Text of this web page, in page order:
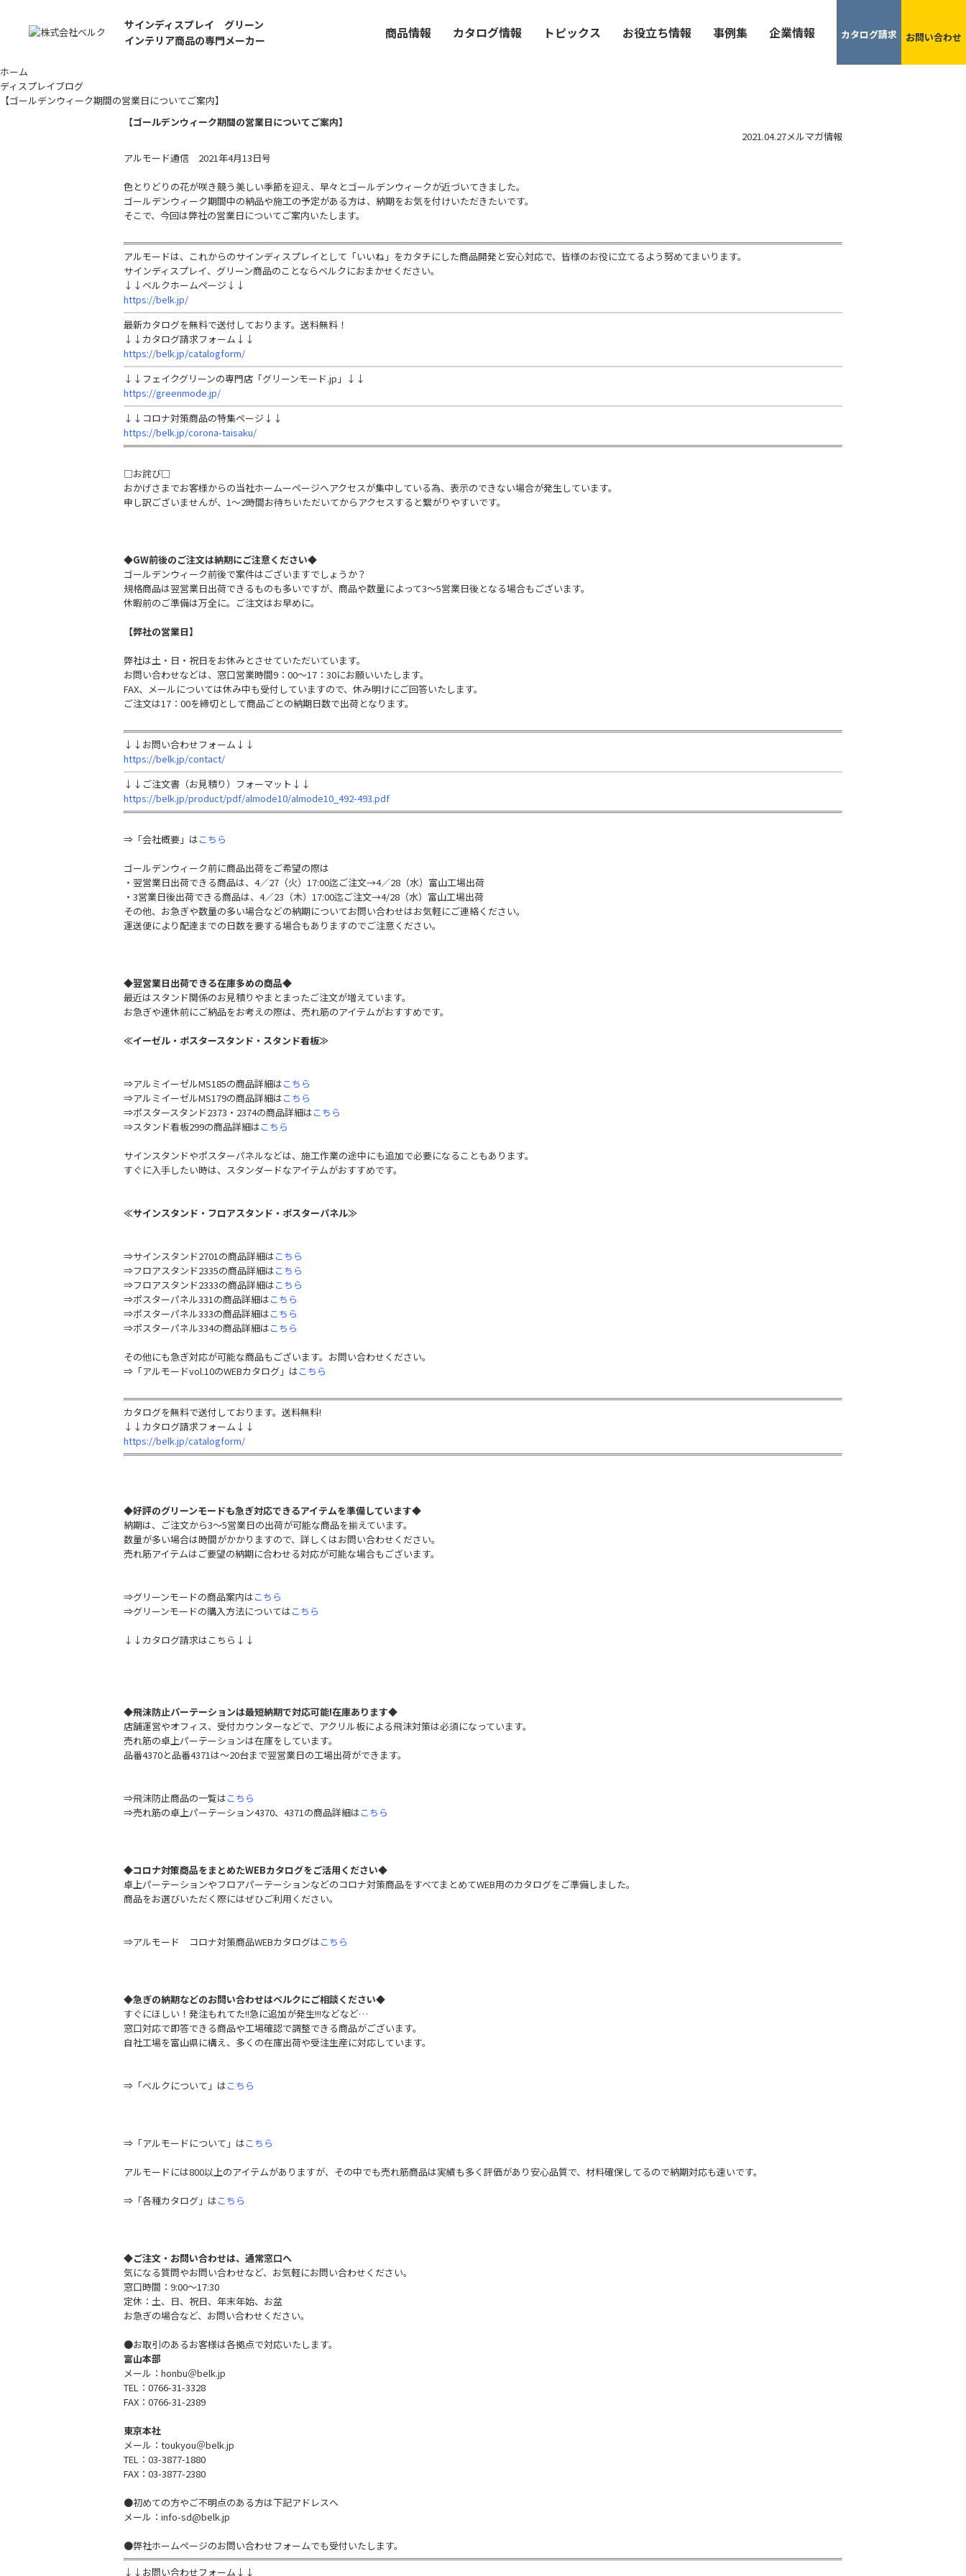
サインディスプレイ グリーン
インテリア商品の専門メーカー
商品情報 カタログ情報 トピックス お役立ち情報 事例集 企業情報 カタログ請求 お問い合わせ
ホーム
ディスプレイブログ
【ゴールデンウィーク期間の営業日についてご案内】
【ゴールデンウィーク期間の営業日についてご案内】
2021.04.27メルマガ情報
アルモード通信 2021年4月13日号
色とりどりの花が咲き競う美しい季節を迎え、早々とゴールデンウィークが近づいてきました。
ゴールデンウィーク期間中の納品や施工の予定がある方は、納期をお気を付けいただきたいです。
そこで、今回は弊社の営業日についてご案内いたします。
アルモードは、これからのサインディスプレイとして「いいね」をカタチにした商品開発と安心対応で、皆様のお役に立てるよう努めてまいります。
サインディスプレイ、グリーン商品のことならベルクにおまかせください。
↓↓ベルクホームページ↓↓
https://belk.jp/
最新カタログを無料で送付しております。送料無料！
↓↓カタログ請求フォーム↓↓
https://belk.jp/catalogform/
↓↓フェイクグリーンの専門店「グリーンモード.jp」↓↓
https://greenmode.jp/
↓↓コロナ対策商品の特集ページ↓↓
https://belk.jp/corona-taisaku/
□お詫び□
おかげさまでお客様からの当社ホームーページへアクセスが集中している為、表示のできない場合が発生しています。
申し訳ございませんが、1～2時間お待ちいただいてからアクセスすると繋がりやすいです。
◆GW前後のご注文は納期にご注意ください◆
ゴールデンウィーク前後で案件はございますでしょうか？
規格商品は翌営業日出荷できるものも多いですが、商品や数量によって3～5営業日後となる場合もございます。
休暇前のご準備は万全に。ご注文はお早めに。
【弊社の営業日】
弊社は土・日・祝日をお休みとさせていただいています。
お問い合わせなどは、窓口営業時間9：00～17：30にお願いいたします。
FAX、メールについては休み中も受付していますので、休み明けにご回答いたします。
ご注文は17：00を締切として商品ごとの納期日数で出荷となります。
↓↓お問い合わせフォーム↓↓
https://belk.jp/contact/
↓↓ご注文書（お見積り）フォーマット↓↓
https://belk.jp/product/pdf/almode10/almode10_492-493.pdf
⇒「会社概要」はこちら
ゴールデンウィーク前に商品出荷をご希望の際は
・翌営業日出荷できる商品は、4／27（火）17:00迄ご注文→4／28（水）富山工場出荷
・3営業日後出荷できる商品は、4／23（木）17:00迄ご注文→4/28（水）富山工場出荷
その他、お急ぎや数量の多い場合などの納期についてお問い合わせはお気軽にご連絡ください。
運送便により配達までの日数を要する場合もありますのでご注意ください。
◆翌営業日出荷できる在庫多めの商品◆
最近はスタンド関係のお見積りやまとまったご注文が増えています。
お急ぎや連休前にご納品をお考えの際は、売れ筋のアイテムがおすすめです。
≪イーゼル・ポスタースタンド・スタンド看板≫
⇒アルミイーゼルMS185の商品詳細はこちら
⇒アルミイーゼルMS179の商品詳細はこちら
⇒ポスタースタンド2373・2374の商品詳細はこちら
⇒スタンド看板299の商品詳細はこちら
サインスタンドやポスターパネルなどは、施工作業の途中にも追加で必要になることもあります。
すぐに入手したい時は、スタンダードなアイテムがおすすめです。
≪サインスタンド・フロアスタンド・ポスターパネル≫
⇒サインスタンド2701の商品詳細はこちら
⇒フロアスタンド2335の商品詳細はこちら
⇒フロアスタンド2333の商品詳細はこちら
⇒ポスターパネル331の商品詳細はこちら
⇒ポスターパネル333の商品詳細はこちら
⇒ポスターパネル334の商品詳細はこちら
その他にも急ぎ対応が可能な商品もございます。お問い合わせください。
⇒「アルモードvol.10のWEBカタログ」はこちら
カタログを無料で送付しております。送料無料!
↓↓カタログ請求フォーム↓↓
https://belk.jp/catalogform/
◆好評のグリーンモードも急ぎ対応できるアイテムを準備しています◆
納期は、ご注文から3～5営業日の出荷が可能な商品を揃えています。
数量が多い場合は時間がかかりますので、詳しくはお問い合わせください。
売れ筋アイテムはご要望の納期に合わせる対応が可能な場合もございます。
⇒グリーンモードの商品案内はこちら
⇒グリーンモードの購入方法についてはこちら
↓↓カタログ請求はこちら↓↓
◆飛沫防止パーテーションは最短納期で対応可能!在庫あります◆
店舗運営やオフィス、受付カウンターなどで、アクリル板による飛沫対策は必須になっています。
売れ筋の卓上パーテーションは在庫をしています。
品番4370と品番4371は～20台まで翌営業日の工場出荷ができます。
⇒飛沫防止商品の一覧はこちら
⇒売れ筋の卓上パーテーション4370、4371の商品詳細はこちら
◆コロナ対策商品をまとめたWEBカタログをご活用ください◆
卓上パーテーションやフロアパーテーションなどのコロナ対策商品をすべてまとめてWEB用のカタログをご準備しました。
商品をお選びいただく際にはぜひご利用ください。
⇒アルモード コロナ対策商品WEBカタログはこちら
◆急ぎの納期などのお問い合わせはベルクにご相談ください◆
すぐにほしい！発注もれてた!!急に追加が発生!!!などなど…
窓口対応で即答できる商品や工場確認で調整できる商品がございます。
自社工場を富山県に構え、多くの在庫出荷や受注生産に対応しています。
⇒「ベルクについて」はこちら
⇒「アルモードについて」はこちら
アルモードには800以上のアイテムがありますが、その中でも売れ筋商品は実績も多く評価があり安心品質で、材料確保してるので納期対応も速いです。
⇒「各種カタログ」はこちら
◆ご注文・お問い合わせは、通常窓口へ
気になる質問やお問い合わせなど、お気軽にお問い合わせください。
窓口時間：9:00～17:30
定休：土、日、祝日、年末年始、お盆
お急ぎの場合など、お問い合わせください。
●お取引のあるお客様は各拠点で対応いたします。
富山本部
メール：honbu＠belk.jp
TEL：0766-31-3328
FAX：0766-31-2389
東京本社
メール：toukyou＠belk.jp
TEL：03-3877-1880
FAX：03-3877-2380
●初めての方やご不明点のある方は下記アドレスへ
メール：info-sd@belk.jp
●弊社ホームページのお問い合わせフォームでも受付いたします。
↓↓お問い合わせフォーム↓↓